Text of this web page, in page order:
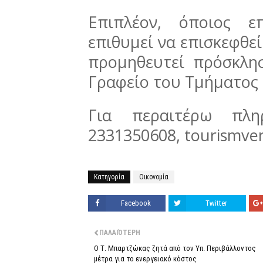
Επιπλέον, όποιος
επιθυμεί να
προμηθευτεί
Γραφείο του
Για περαιτέρω
2331350608,
Κατηγορία Οικονομία
Facebook Twitter
ΠΑΛΑΙΌΤΕΡΗ
Ο Τ. Μπαρτζώκας ζητά από τον Υπ. Περιβάλλοντος
μέτρα για το ενεργειακό κόστος